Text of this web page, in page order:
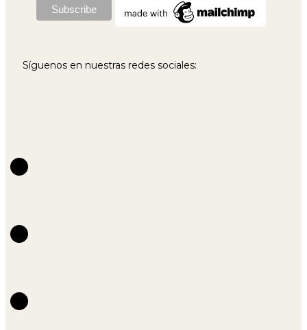
Síguenos en nuestras redes sociales: